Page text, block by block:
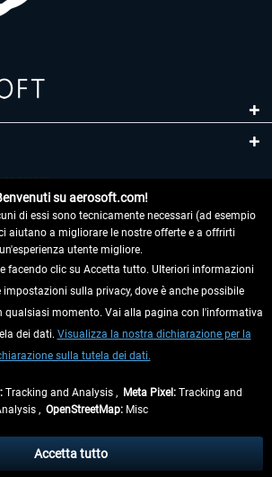
di spedizione, se non diversamente descritto.
al di fuori della Germania, i tempi di consegna per le
su aerosoft.com!
di essi sono tecnicamente necessari (ad esempio
aiutano a migliorare le nostre offerte e a offrirti
un'esperienza utente migliore.
facendo clic su Accetta tutto. Ulteriori informazioni
sulla privacy, dove è anche possibile
qualsiasi momento. Vai alla pagina con l'informativa
dei dati. Visualizza la nostra dichiarazione per la
sulla tutela dei dati.
Tracking and Analysis , Meta Pixel: Tracking and
, OpenStreetMap:Misc
Accetta tutto